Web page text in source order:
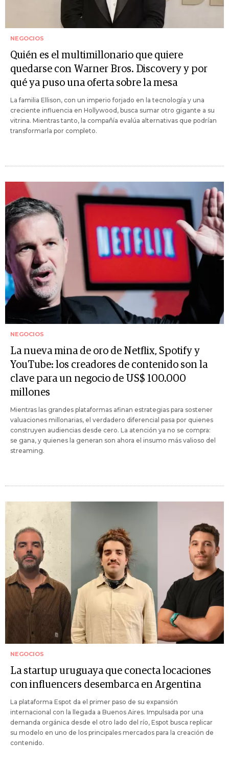
NEGOCIOS
Quién es el multimillonario que quiere
quedarse con Warner Bros. Discovery y por
qué ya puso una oferta sobre la mesa
La familia Ellison, con un imperio forjado en la tecnología y una
creciente influencia en Hollywood, busca sumar otro gigante a su
vitrina. Mientras tanto, la compañía evalúa alternativas que podrían
transformarla por completo.
NEGOCIOS
La nueva mina de oro de Netflix, Spotify y
YouTube: los creadores de contenido son la
clave para un negocio de US$ 100.000
millones
Mientras las grandes plataformas afinan estrategias para sostener
valuaciones millonarias, el verdadero diferencial pasa por quienes
construyen audiencias desde cero. La atención ya no se compra:
se gana, y quienes la generan son ahora el insumo más valioso del
streaming.
NEGOCIOS
La startup uruguaya que conecta locaciones
con influencers desembarca en Argentina
La plataforma Espot da el primer paso de su expansión
internacional con la llegada a Buenos Aires. Impulsada por una
demanda orgánica desde el otro lado del río, Espot busca replicar
su modelo en uno de los principales mercados para la creación de
contenido.